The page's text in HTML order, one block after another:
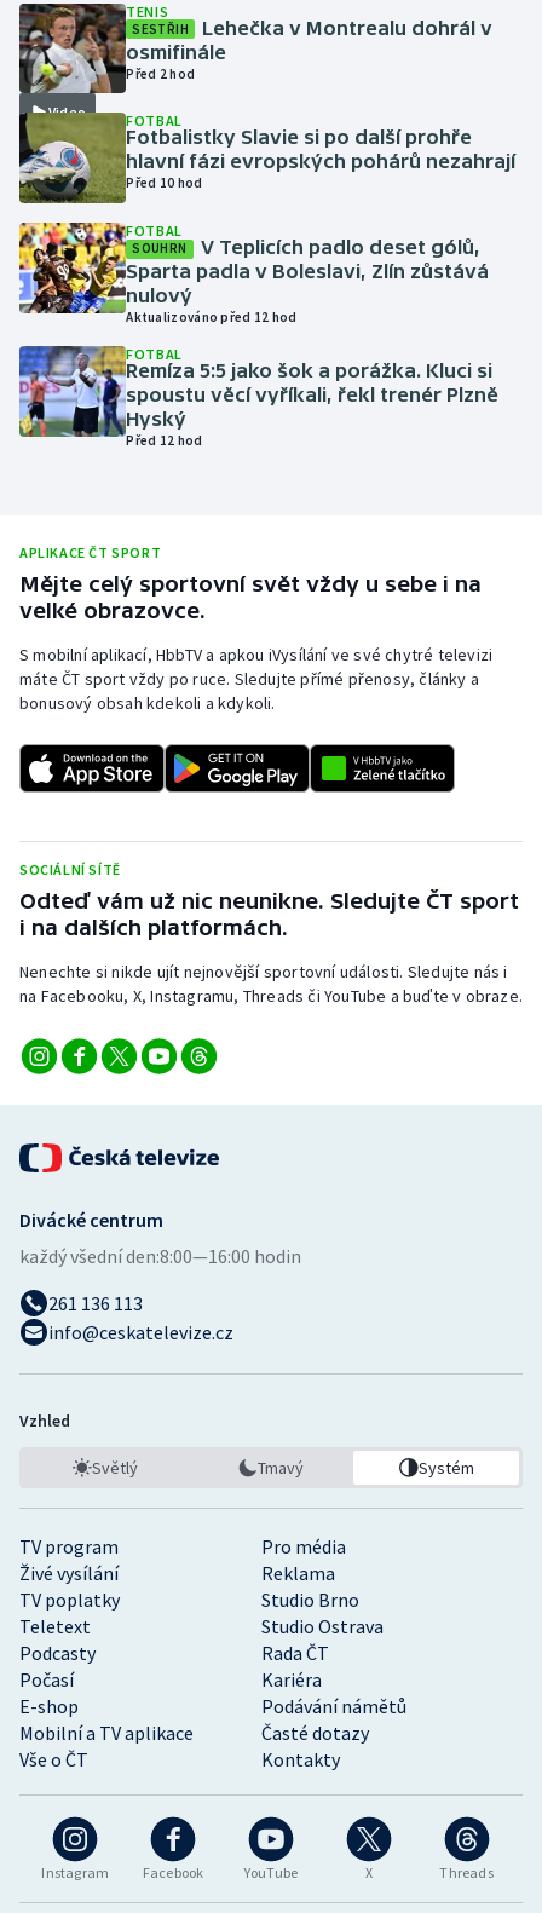
Krasobruslení
Lezení
Lyže a snowboard
Moderní pětiboj
Motorsport
Olympijské hry
Parasport
Plavání
Ragby
Rychlobruslení
Rychlostní kanoistika
Sportovní střelba
Stolní tenis
Triatlon
Veslování
Volejbal
Video
TENIS
SESTŘIH
Lehečka v Montrealu dohrál v
osmifinále
Před 2 hod
FOTBAL
Fotbalistky Slavie si po další prohře
hlavní fázi evropských pohárů nezahrají
Před 10 hod
FOTBAL
SOUHRN
V Teplicích padlo deset gólů,
Sparta padla v Boleslavi, Zlín zůstává
nulový
Aktualizováno před 12 hod
FOTBAL
Remíza 5:5 jako šok a porážka. Kluci si
spoustu věcí vyříkali, řekl trenér Plzně
Hyský
Před 12 hod
APLIKACE ČT SPORT
Mějte celý sportovní svět vždy u sebe i na
velké obrazovce.
S mobilní aplikací, HbbTV a apkou iVysílání ve své chytré televizi
máte ČT sport vždy po ruce. Sledujte přímé přenosy, články a
bonusový obsah kdekoli a kdykoli.
SOCIÁLNÍ SÍTĚ
Odteď vám už nic neunikne. Sledujte ČT sport
i na dalších platformách.
Nenechte si nikde ujít nejnovější sportovní události. Sledujte nás i
na Facebooku, X, Instagramu, Threads či YouTube a buďte v obraze.
Instagram Facebook YouTube X Threads
TV program
Pro média
Živé vysílání
Reklama
TV poplatky
Studio Brno
Teletext
Studio Ostrava
Podcasty
Rada ČT
Počasí
Kariéra
E-shop
Podávání námětů
Mobilní a TV aplikace
Časté dotazy
Vše o ČT
Kontakty
Divácké centrum
každý všední den:8:00—16:00 hodin
261 136 113
info@ceskatelevize.cz
Vzhled
Světlý Tmavý Systém